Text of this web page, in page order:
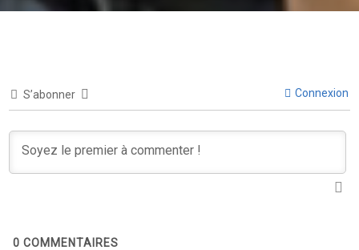
S’abonner Connexion
0 COMMENTAIRES